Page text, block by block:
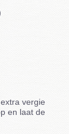
vergie
en laat de